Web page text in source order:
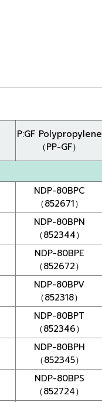
P:GF Polypropylene
（PP-GF）
NDP-80BPC
（852671）
NDP-80BPN
（852344）
NDP-80BPE
（852672）
NDP-80BPV
（852318）
NDP-80BPT
（852346）
NDP-80BPH
（852345）
NDP-80BPS
（852724）